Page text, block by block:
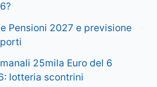
Pensioni 2027 e previsione
25mila Euro del 6
lotteria scontrini